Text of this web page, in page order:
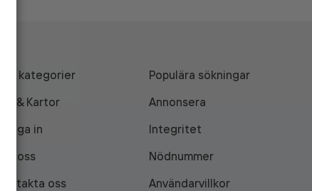
Alla kategorier
Populära sökningar
API & Kartor
Annonsera
Logga in
Integritet
Om oss
Nödnummer
Kontakta oss
Användarvillkor